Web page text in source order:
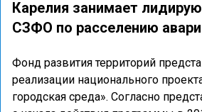
Карелия занимает
СЗФО по расселению
Фонд развития территорий
реализации национального
городская среда». Согласно